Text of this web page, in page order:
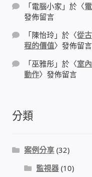
電梯樓層刷卡管
停車場、社區大
風速傳感器+PLC
智慧櫃
電子鎖 凱特安
「電腦小家 」於〈
發佈留言
「陳怡玲 」於〈從
程的價值〉發佈留言
「巫雅彤 」於〈室
動作〉發佈留言
分類
案例分享 (32)
監視器 (10)